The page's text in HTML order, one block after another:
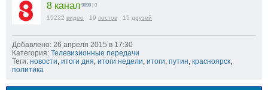
8 канал 9099 | 0
15222 видео 19 постов 15 друзей
Добавлено: 26 апреля 2015 в 17:30
Категория: Телевизионные передачи
Теги: новости, итоги дня, итоги недели, итоги, путин, красноярск,
политика